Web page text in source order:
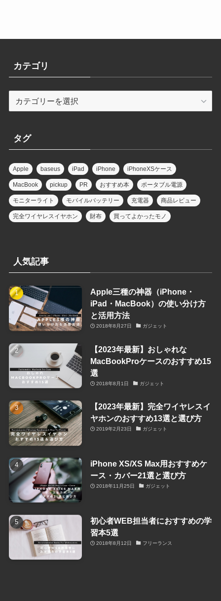
カテゴリ
テ
タグ
Apple baseus iPad iPhone iPhoneXSケース
MacBook pickup PR おすすめ本 ポータブル電源
モニターライト モバイルバッテリー 充電器 商品レビュー
完全ワイヤレスイヤホン 財布 買ってよかったモノ
人気記事
Apple三種の神器（iPhone・
iPad・MacBook）の使い分け方
と活用方法
2018年8月27日 ガジェット
【2023年最新】おしゃれな
MacBookProケースのおすすめ15
選
2018年8月1日 ガジェット
【2023年最新】完全ワイヤレスイ
ヤホンのおすすめ13選と選び方
2019年2月23日 ガジェット
iPhone XS/XS Max用おすすめケ
ース・カバー21選と選び方
2018年11月25日 ガジェット
初心者WEB担当者におすすめの学
習本5選
2018年8月12日 フリーランス